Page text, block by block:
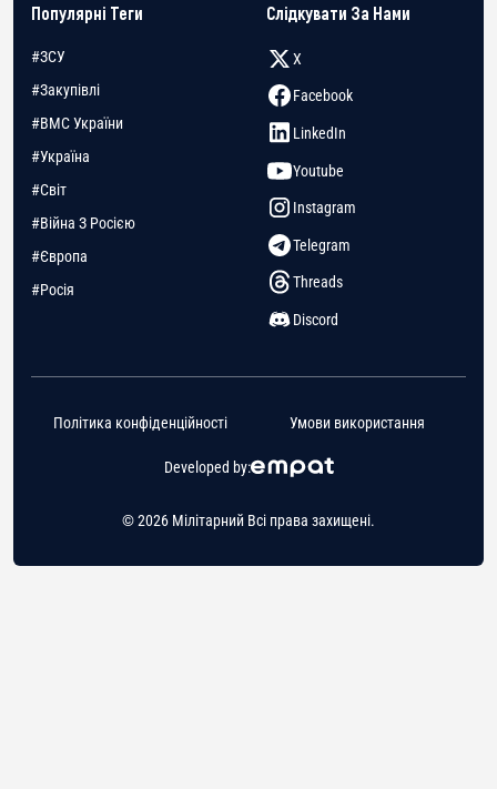
Популярні Теги
#ЗСУ
#Закупівлі
#ВМС України
#Україна
#Світ
#Війна З Росією
#Європа
#Росія
Слідкувати За Нами
X
Facebook
LinkedIn
Youtube
Instagram
Telegram
Threads
Discord
© 2026 Мілітарний Всі права захищені.
Developed by:
Політика конфіденційності Умови використання